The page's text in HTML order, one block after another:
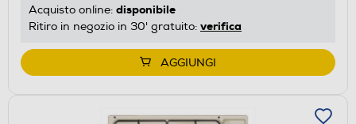
Acquisto online: disponibile
Ritiro in negozio in 30' gratuito: verifica
AGGIUNGI